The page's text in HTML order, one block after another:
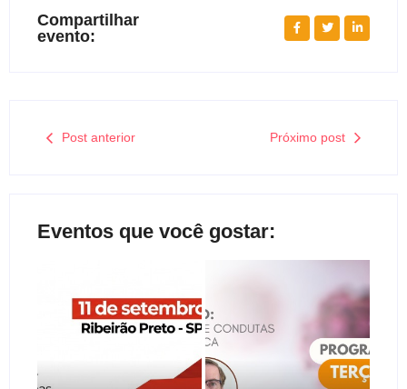
Compartilhar
evento:
Post anterior Próximo post
Eventos que você gostar: